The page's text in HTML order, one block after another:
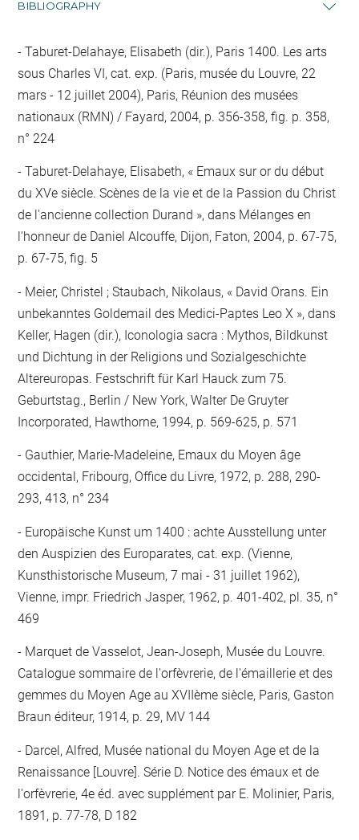
BIBLIOGRAPHY
Taburet-Delahaye, Elisabeth (dir.), Paris 1400. Les arts
sous Charles VI, cat. exp. (Paris, musée du Louvre, 22
mars - 12 juillet 2004), Paris, Réunion des musées
nationaux (RMN) / Fayard, 2004, p. 356-358, fig. p. 358,
n° 224
Taburet-Delahaye, Elisabeth, « Emaux sur or du début
du XVe siècle. Scènes de la vie et de la Passion du Christ
de l'ancienne collection Durand », dans Mélanges en
l'honneur de Daniel Alcouffe, Dijon, Faton, 2004, p. 67-75,
p. 67-75, fig. 5
Meier, Christel ; Staubach, Nikolaus, « David Orans. Ein
unbekanntes Goldemail des Medici-Paptes Leo X », dans
Keller, Hagen (dir.), Iconologia sacra : Mythos, Bildkunst
und Dichtung in der Religions und Sozialgeschichte
Altereuropas. Festschrift für Karl Hauck zum 75.
Geburtstag., Berlin / New York, Walter De Gruyter
Incorporated, Hawthorne, 1994, p. 569-625, p. 571
Gauthier, Marie-Madeleine, Emaux du Moyen âge
occidental, Fribourg, Office du Livre, 1972, p. 288, 290-
293, 413, n° 234
Europäische Kunst um 1400 : achte Ausstellung unter
den Auspizien des Europarates, cat. exp. (Vienne,
Kunsthistorische Museum, 7 mai - 31 juillet 1962),
Vienne, impr. Friedrich Jasper, 1962, p. 401-402, pl. 35, n°
469
Marquet de Vasselot, Jean-Joseph, Musée du Louvre.
Catalogue sommaire de l'orfèvrerie, de l'émaillerie et des
gemmes du Moyen Age au XVIIème siècle, Paris, Gaston
Braun éditeur, 1914, p. 29, MV 144
Darcel, Alfred, Musée national du Moyen Age et de la
Renaissance [Louvre]. Série D. Notice des émaux et de
l'orfèvrerie, 4e éd. avec supplément par E. Molinier, Paris,
1891, p. 77-78, D 182